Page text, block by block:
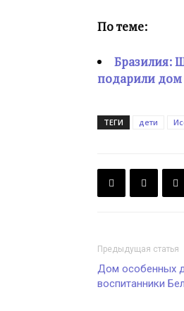
По теме:
Бразилия:
подарили дом
ТЕГИ дети
Предыдущая статья
Дом особенных
воспитанники